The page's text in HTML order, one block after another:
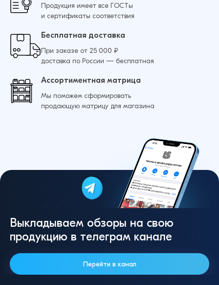
Продукция имеет все ГОСТы
и сертификаты соответствия
Бесплатная доставка
При заказе от 25 000 ₽
доставка по России — бесплатная
Ассортиментная матрица
Мы поможем сформировать
продающую матрицу для магазина
Выкладываем обзоры на свою
продукцию в телеграм канале
Перейти в канал